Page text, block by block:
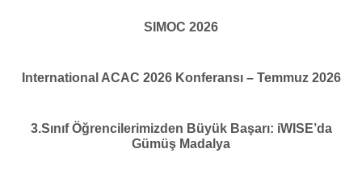
SIMOC 2026
International ACAC 2026 Konferansı – Temmuz 2026
3.Sınıf Öğrencilerimizden Büyük Başarı: iWISE’da
Gümüş Madalya